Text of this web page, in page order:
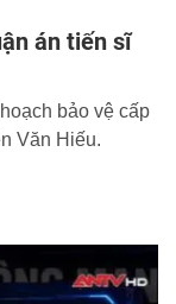
án tiến sĩ
bảo vệ cấp
Văn Hiếu.